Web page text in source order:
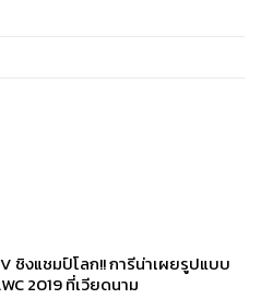
ชิงแชมป์โลก!! การีน่าเผยรูปแบบ
2019 ที่เวียดนาม